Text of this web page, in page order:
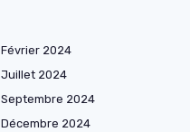
Février 2024
Juillet 2024
Septembre 2024
Décembre 2024